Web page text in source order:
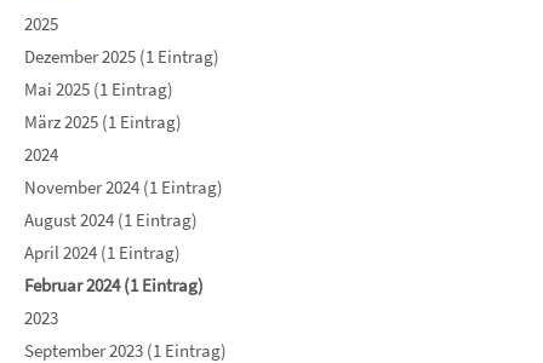
2025
Dezember 2025 (1 Eintrag)
Mai 2025 (1 Eintrag)
März 2025 (1 Eintrag)
2024
November 2024 (1 Eintrag)
August 2024 (1 Eintrag)
April 2024 (1 Eintrag)
Februar 2024 (1 Eintrag)
2023
September 2023 (1 Eintrag)